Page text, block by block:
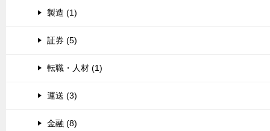
製造 (1)
証券 (5)
転職・人材 (1)
運送 (3)
金融 (8)